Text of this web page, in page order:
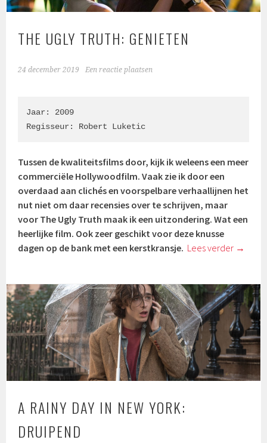
THE UGLY TRUTH: GENIETEN
24 december 2019 Een reactie plaatsen
Jaar: 2009
Regisseur: Robert Luketic
Tussen de kwaliteitsfilms door, kijk ik weleens een meer
commerciële Hollywoodfilm. Vaak zie ik door een
overdaad aan clichés en voorspelbare verhaallijnen het
nut niet om daar recensies over te schrijven, maar
voor The Ugly Truth maak ik een uitzondering. Wat een
heerlijke film. Ook zeer geschikt voor deze knusse
dagen op de bank met een kerstkransje. Lees verder →
A RAINY DAY IN NEW YORK:
DRUIPEND